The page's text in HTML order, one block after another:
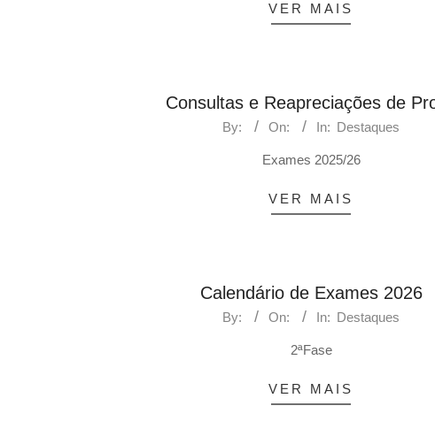
VER MAIS
Consultas e Reapreciações de
By: On: In: Destaques
Exames 2025/26
VER MAIS
Calendário de Exames 2026
By: On: In: Destaques
2ªFase
VER MAIS